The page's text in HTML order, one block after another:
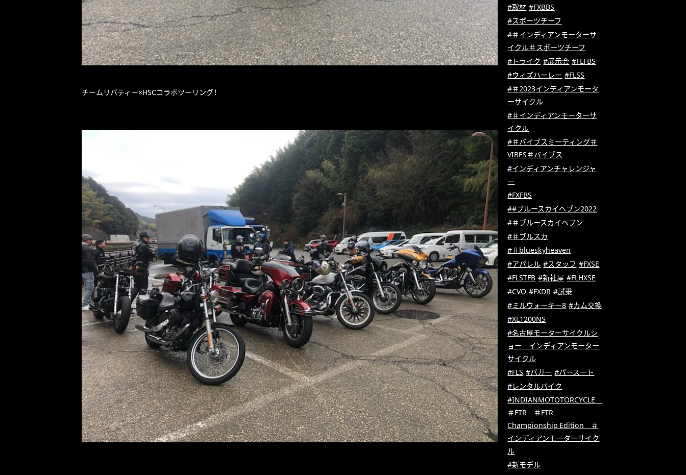
チームリバティー×HSCコラボツーリング！
#取材 #FXBBS
#スポーツチーフ
#＃インディアンモーターサ
イクル＃スポーツチーフ
#トライク #展示会 #FLFBS
#ウィズハーレー #FLSS
#＃2023インディアンモータ
ーサイクル
#＃インディアンモーターサ
イクル
#＃バイブスミーティング＃
VIBES＃バイブス
#インディアンチャレンジャ
ー
#FXFBS
##ブルースカイヘブン2022
#＃ブルースカイヘブン
#＃ブルスカ
#＃blueskyheaven
#アパレル #スタッフ #FXSE
#FLSTFB #新社屋 #FLHXSE
#CVO #FXDR #試乗
#ミルウォーキー8 #カム交換
#XL1200NS
#名古屋モーターサイクルシ
ョー インディアンモーター
サイクル
#FLS #バガー #パースート
#レンタルバイク
#INDIANMOTOTORCYCLE
＃FTR ＃FTR
Championship Edition ＃
インディアンモーターサイク
ル
#新モデル